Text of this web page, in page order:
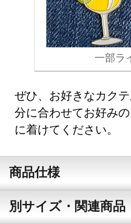
一部ラ
ぜひ、お好きなカク
分に合わせてお好み
に着けてください。
商品仕様
別サイズ・関連商品